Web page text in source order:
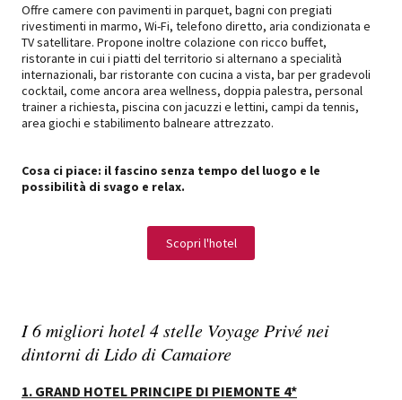
Offre camere con pavimenti in parquet, bagni con pregiati
rivestimenti in marmo, Wi-Fi, telefono diretto, aria condizionata e
TV satellitare. Propone inoltre colazione con ricco buffet,
ristorante in cui i piatti del territorio si alternano a specialità
internazionali, bar ristorante con cucina a vista, bar per gradevoli
cocktail, come ancora area wellness, doppia palestra, personal
trainer a richiesta, piscina con jacuzzi e lettini, campi da tennis,
area giochi e stabilimento balneare attrezzato.
Cosa ci piace: il fascino senza tempo del luogo e le
possibilità di svago e relax.
Scopri l'hotel
I 6 migliori hotel 4 stelle Voyage Privé nei
dintorni di Lido di Camaiore
1. GRAND HOTEL PRINCIPE DI PIEMONTE 4*